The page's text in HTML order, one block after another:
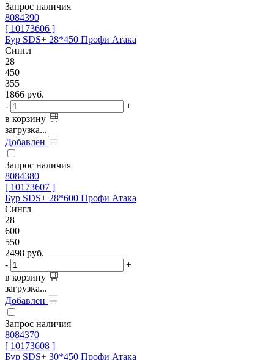
Запрос наличия
8084390
[ 10173606 ]
Бур SDS+ 28*450 Профи Атака
Сингл
28
450
355
1866 руб.
-
+
в корзину
загрузка...
Добавлен
Запрос наличия
8084380
[ 10173607 ]
Бур SDS+ 28*600 Профи Атака
Сингл
28
600
550
2498 руб.
-
+
в корзину
загрузка...
Добавлен
Запрос наличия
8084370
[ 10173608 ]
Бур SDS+ 30*450 Профи Атака